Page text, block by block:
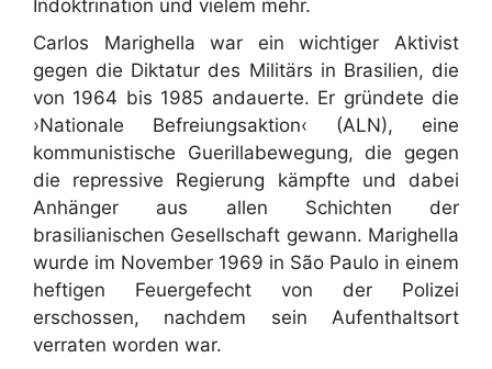
Indoktrination und vielem mehr.
Carlos Marighella war ein wichtiger Aktivist
gegen die Diktatur des Militärs in Brasilien, die
von 1964 bis 1985 andauerte. Er gründete die
›Nationale Befreiungsaktion‹ (ALN), eine
kommunistische Guerillabewegung, die gegen
die repressive Regierung kämpfte und dabei
Anhänger aus allen Schichten der
brasilianischen Gesellschaft gewann. Marighella
wurde im November 1969 in São Paulo in einem
heftigen Feuergefecht von der Polizei
erschossen, nachdem sein Aufenthaltsort
verraten worden war.